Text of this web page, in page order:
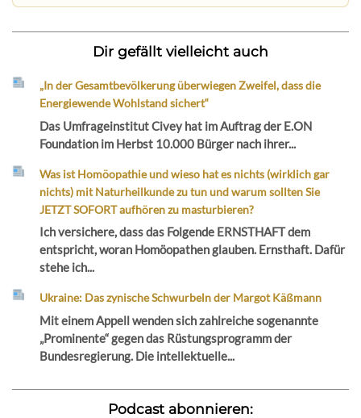
Dir gefällt vielleicht auch
„In der Gesamtbevölkerung überwiegen Zweifel, dass die
Energiewende Wohlstand sichert“
Das Umfrageinstitut Civey hat im Auftrag der E.ON
Foundation im Herbst 10.000 Bürger nach ihrer...
Was ist Homöopathie und wieso hat es nichts (wirklich gar
nichts) mit Naturheilkunde zu tun und warum sollten Sie
JETZT SOFORT aufhören zu masturbieren?
Ich versichere, dass das Folgende ERNSTHAFT dem
entspricht, woran Homöopathen glauben. Ernsthaft. Dafür
stehe ich...
Ukraine: Das zynische Schwurbeln der Margot Käßmann
Mit einem Appell wenden sich zahlreiche sogenannte
„Prominente“ gegen das Rüstungsprogramm der
Bundesregierung. Die intellektuelle...
Podcast abonnieren: